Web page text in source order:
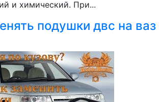
и химический. При...
подушки двс на ваз